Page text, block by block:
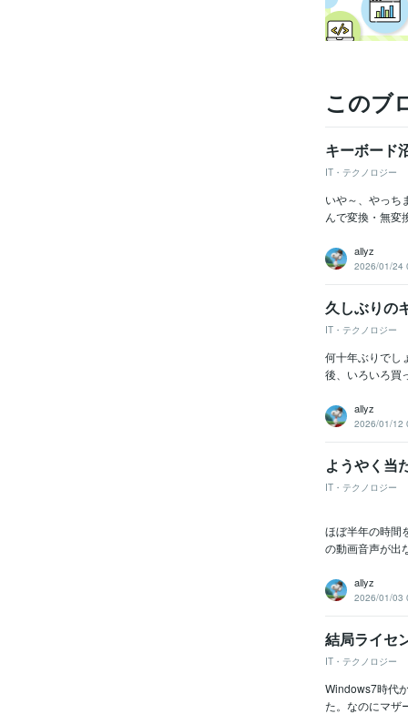
このブ
キーボー
IT・テクノロジー
いや～、やっち
んで変換・無変
allyz
2026/01/24
久しぶりの
IT・テクノロジー
何十年ぶりでし
後、いろいろ買
allyz
2026/01/12
ようやく当
IT・テクノロジー
ほぼ半年の時間
の動画音声が出
allyz
2026/01/03
結局ライセ
IT・テクノロジー
Windows7時代
た。なのにマザ